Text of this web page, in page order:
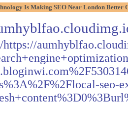
Is Making SEO Near London Better
seo-